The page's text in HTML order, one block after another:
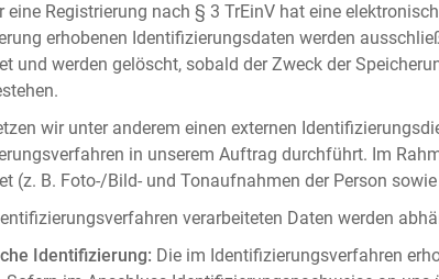
eine Registrierung nach § 3 TrEinV hat eine
erhobenen Identifizierungsdaten werden
und werden gelöscht, sobald der Zweck der
wir unter anderem einen externen
in unserem Auftrag durchführt. Im
(z. B. Foto-/Bild- und Tonaufnahmen der Person
verarbeiteten Daten werden
Identifizierung: Die im Identifizierungsverfahren